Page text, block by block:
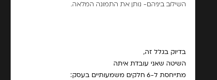
השילוב ביניהם- נותן את התמונה המלאה.
בדיוק בגלל זה,
השיטה שאני עובדת איתה
מתייחסת ל-6 חלקים משמעותיים בעסק: